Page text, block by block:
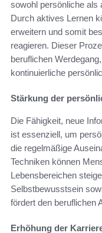
sowohl persönliche als
Durch aktives Lernen
erweitern und somit
reagieren. Dieser
beruflichen
kontinuierliche
Stärkung der
Die Fähigkeit, neue
ist essenziell, um
die regelmäßige
Techniken können
Lebensbereichen
Selbstbewusstsein
fördert den beruflichen
Erhöhung der